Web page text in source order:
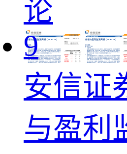
论
9
安信证
与盈利